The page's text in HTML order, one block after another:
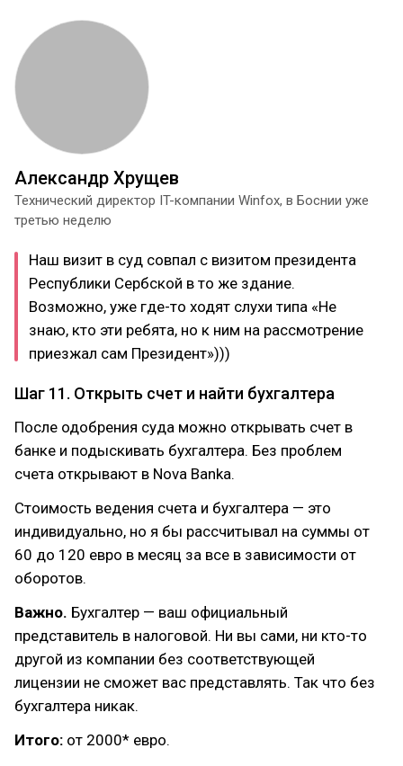
Александр Хрущев
Технический директор IT-компании Winfox, в Боснии уже
третью неделю
Наш визит в суд совпал с визитом президента
Республики Сербской в то же здание.
Возможно, уже где-то ходят слухи типа «Не
знаю, кто эти ребята, но к ним на рассмотрение
приезжал сам Президент»)))
Шаг 11. Открыть счет и найти бухгалтера
После одобрения суда можно открывать счет в
банке и подыскивать бухгалтера. Без проблем
счета открывают в Nova Banka.
Стоимость ведения счета и бухгалтера — это
индивидуально, но я бы рассчитывал на суммы от
60 до 120 евро в месяц за все в зависимости от
оборотов.
Важно. Бухгалтер — ваш официальный
представитель в налоговой. Ни вы сами, ни кто-то
другой из компании без соответствующей
лицензии не сможет вас представлять. Так что без
бухгалтера никак.
Итого: от 2000* евро.